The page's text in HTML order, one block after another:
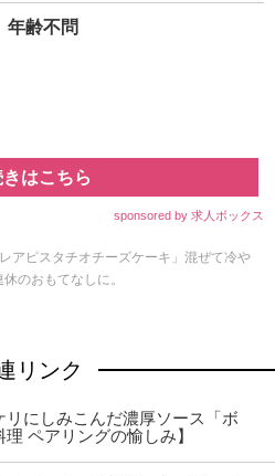
年齢不問
はこちら
sponsored by 求人ボックス
レアピスタチオチーズケーキ」混ぜて冷
のおもてなしに。
リンク
にしみこんだ濃厚ソース「ボ
ペアリングの愉しみ】